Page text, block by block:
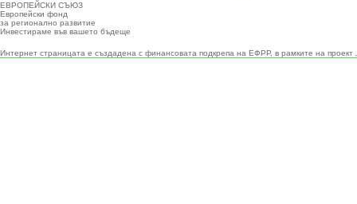
ЕВРОПЕЙСКИ СЪЮЗ
Европейски фонд
за регионално развитие
Инвестираме във вашето бъдеще
Интернет страницата е създадена с финансовата подкрепа на ЕФРР, в рамките на